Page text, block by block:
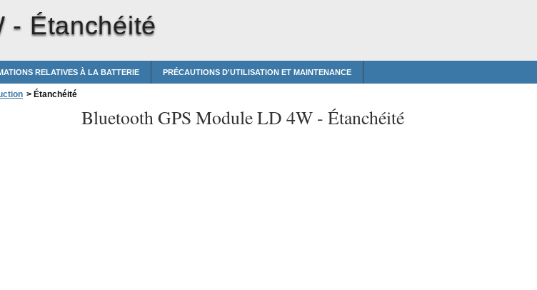
- Étanchéité
RELATIVES À LA BATTERIE PRÉCAUTIONS D'UTILISATION ET MAINTENANCE
> Étanchéité
Bluetooth GPS Module LD 4W - Étanchéité